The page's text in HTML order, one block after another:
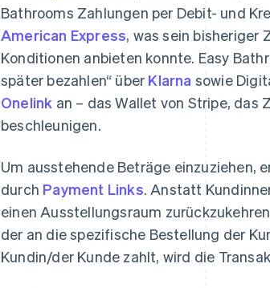
Bathrooms Zahlungen per Debit- und
American Express, was sein
Konditionen anbieten konnte. Easy
später bezahlen“ über Klarna sowie
Onelink an – das Wallet von Stripe, das
beschleunigen.
Um ausstehende Beträge einzuziehen,
durch Payment Links. Anstatt
einen Ausstellungsraum
der an die spezifische Bestellung der
Kundin/der Kunde zahlt, wird die